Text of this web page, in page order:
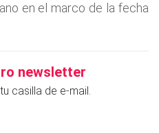
en el marco de la fecha
newsletter
casilla de e-mail.